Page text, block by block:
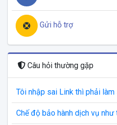
Gửi hỗ trợ
Câu hỏi thường gặp
Tôi nhập sai Link thì phải làm
Chế độ bảo hành dịch vụ như